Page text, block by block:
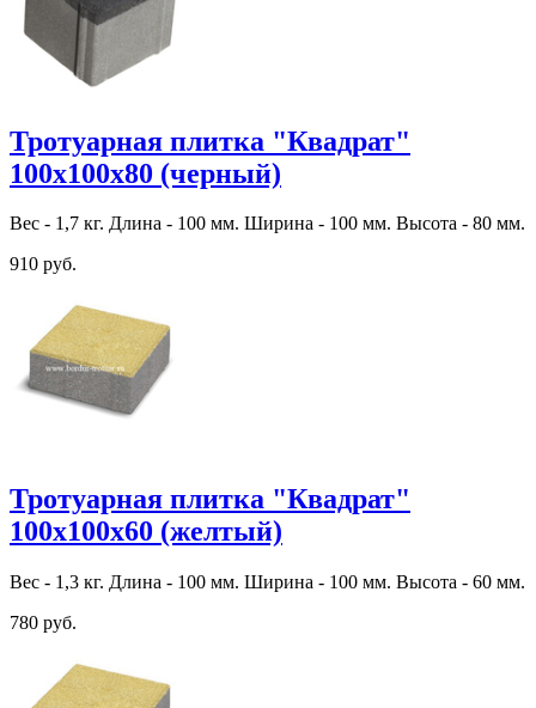
Тротуарная плитка "Квадрат"
100х100х80 (черный)
Вес - 1,7 кг. Длина - 100 мм. Ширина - 100 мм. Высота - 80 мм.
910 руб.
Тротуарная плитка "Квадрат"
100х100х60 (желтый)
Вес - 1,3 кг. Длина - 100 мм. Ширина - 100 мм. Высота - 60 мм.
780 руб.